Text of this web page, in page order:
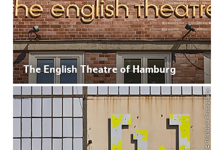
The English Theatre of Hamburg
© ThisIsJulia Photography